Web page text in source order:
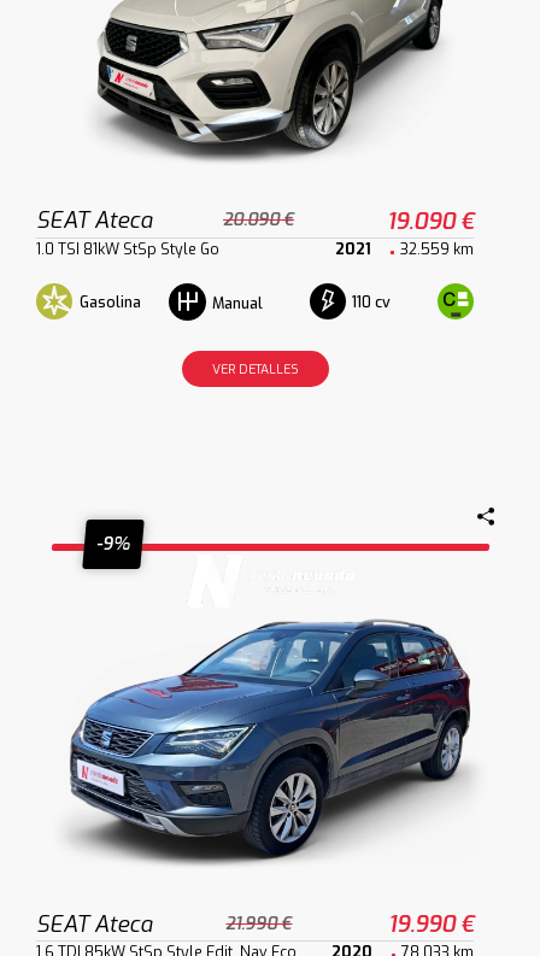
SEAT Ateca 20.090 € 19.090 €
1.0 TSI 81kW StSp Style Go 2021 32.559 km
Gasolina Manual 110 cv
VER DETALLES
-9%
SEAT Ateca 21.990 € 19.990 €